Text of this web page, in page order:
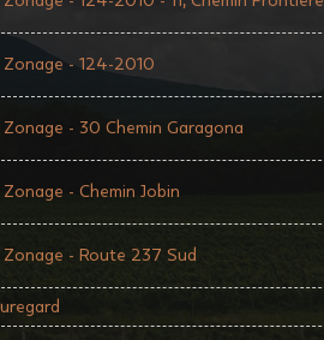
Zonage - 124-2010
- 30 Chemin Garagona
- Chemin Jobin
- Route 237 Sud